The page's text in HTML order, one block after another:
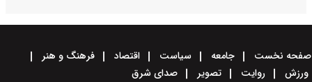
صفحه نخست جامعه سیاست اقتصاد
فرهنگ و هنر
ورزش
روایت تصویر صدای شرق